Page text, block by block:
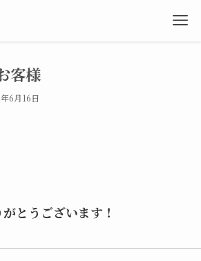
客様
6月16日
とうございます！